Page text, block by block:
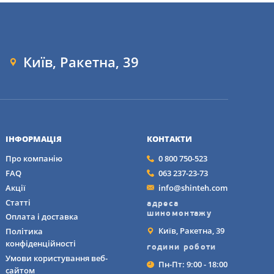
на сльоті та
рекомендуються
R20 95W
Київ, Ракетна, 39
ІНФОРМАЦІЯ
Про компанію
FAQ
Акції
Статті
Оплата і доставка
Політика
конфіденційності
Умови користування веб-
сайтом
КОНТАКТИ
0 800 750-523
063 237-23-73
info@shinteh.com
адреса
шиномонтажу
Київ, Ракетна, 39
години роботи
Пн-Пт: 9:00 - 18:00